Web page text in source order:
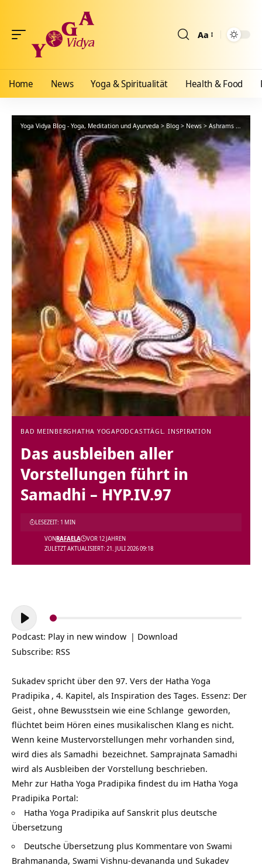
Aa
Home News Yoga & Spiritualität Health & Food
Yoga Vidya Blog - Yoga, Meditation und Ayurveda > Blog > News > Ashrams
BAD MEINBERG HATHA YOGAPODCASTTÄGL. INSPIRATION
Das ausbleiben aller
Vorstellungen führt in
Samadhi – HYP.IV.97
ZULETZT AKTUALISIERT: 21. JULI 2026 09:18
VONRAFAELA VOR 12 JAHREN
LESEZEIT: 1 MIN
Audio-
Player
Podcast: Play in new window | Download
Subscribe: RSS
Sukadev spricht über den 97. Vers der Hatha Yoga
Pradipika , 4. Kapitel, als Inspiration des Tages. Essenz: Der
Geist , ohne Bewusstsein wie eine Schlange geworden,
flüchtet beim Hören eines musikalischen Klang es nicht.
Wenn keine Mustervorstellungen mehr vorhanden sind,
wird dies als Samadhi bezeichnet. Samprajnata Samadhi
wird als Ausbleiben der Vorstellung beschrieben.
Mehr zur Hatha Yoga Pradipika findest du im Hatha Yoga
Pradipika Portal:
Hatha Yoga Pradipika auf Sanskrit plus deutsche
Übersetzung
Deutsche Übersetzung plus Kommentare von Swami
Brahmananda, Swami Vishnu-devananda und Sukadev